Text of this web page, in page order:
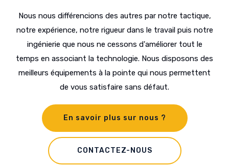
Nous nous différencions des autres par notre tactique,
notre expérience, notre rigueur dans le travail puis notre
ingénierie que nous ne cessons d'améliorer tout le
temps en associant la technologie. Nous disposons des
meilleurs équipements à la pointe qui nous permettent
de vous satisfaire sans défaut.
En savoir plus sur nous ?
CONTACTEZ-NOUS